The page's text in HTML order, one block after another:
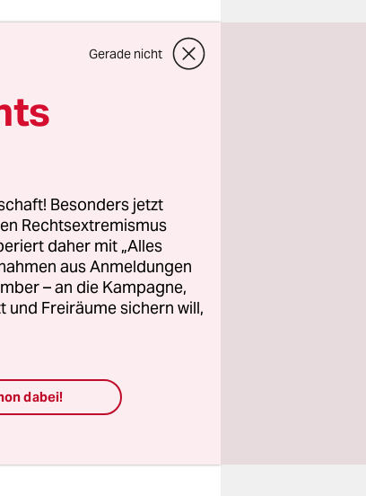
und
Gerade nicht
Besonders jetzt
Rechtsextremismus
daher mit „Alles
aus Anmeldungen
– an die Kampagne,
und Freiräume sichern will,
dabei!